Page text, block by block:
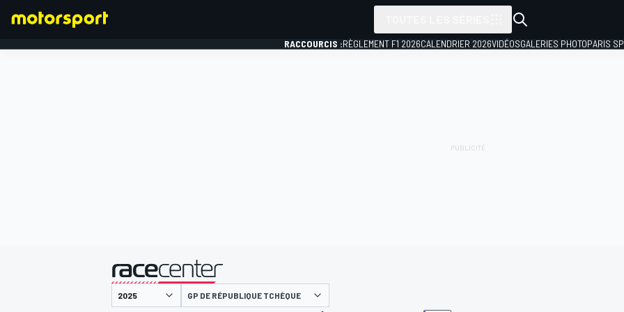
RACCOURCIS :RÈGLEMENT F1 2026CALENDRIER 2026VIDÉOSGALERIES PHOTOPARIS
présenté par
GP DE RÉPUBLIQUE TCHÈQUE